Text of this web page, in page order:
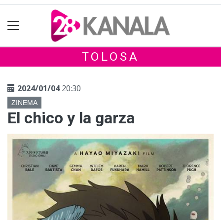
TOLOSA
2024/01/0420:30
ZINEMA
El chico y la garza